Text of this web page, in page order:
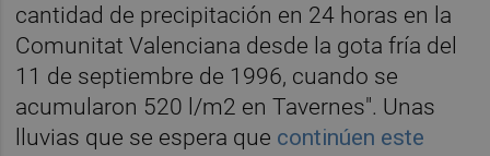
cantidad de precipitación en 24 horas en la
Comunitat Valenciana desde la gota fría del
11 de septiembre de 1996, cuando se
acumularon 520 l/m2 en Tavernes". Unas
lluvias que se espera que continúen este